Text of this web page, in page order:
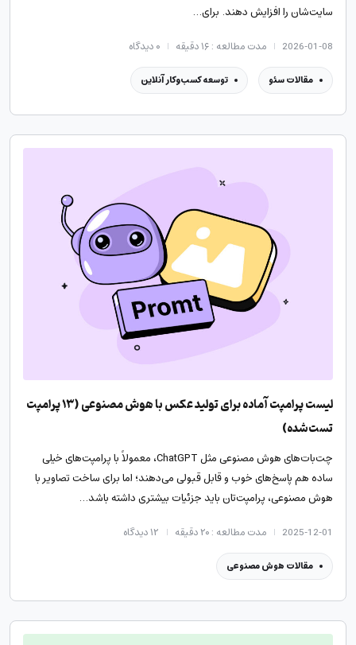
سایت‌شان را افزایش دهند. برای…
2026-01-08 مدت مطالعه : ۱۶ دقیقه ۰دیدگاه
مقالات سئو توسعه کسب‌وکار آنلاین
لیست پرامپت آماده برای تولید عکس با هوش مصنوعی (۱۳ پرامپت‌
تست‌شده)
چت‌بات‌های هوش مصنوعی مثل ChatGPT، معمولاً با پرامپت‌های خیلی
ساده هم پاسخ‌های خوب و قابل قبولی می‌دهند؛ اما برای ساخت تصاویر با
هوش مصنوعی، پرامپت‌تان باید جزئیات بیشتری داشته باشد…
2025-12-01 مدت مطالعه : ۲۰ دقیقه ۱۲دیدگاه
مقالات هوش مصنوعی